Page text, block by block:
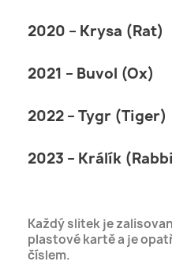
2020 – Krysa (Rat)
2021 – Buvol (Ox)
2022 – Tygr (Tiger)
2023 – Králík
Každý slitek je
plastové kartě a je
číslem.